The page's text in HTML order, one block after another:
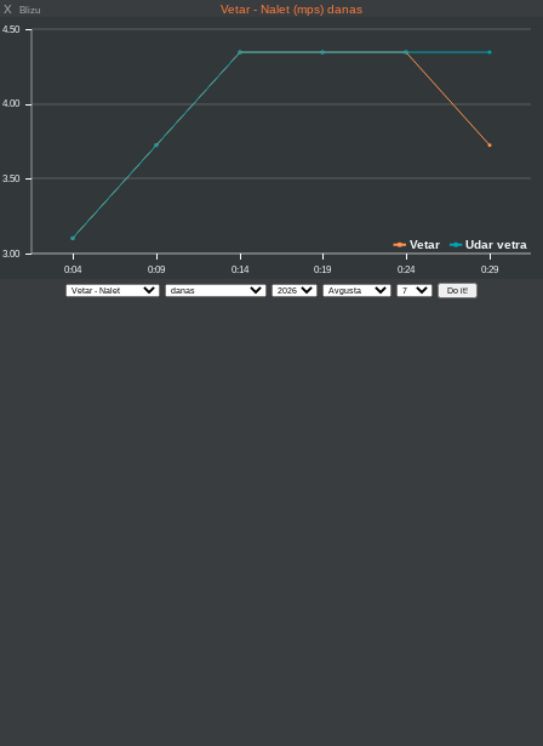
X Blizu Vetar - Nalet (mps) danas